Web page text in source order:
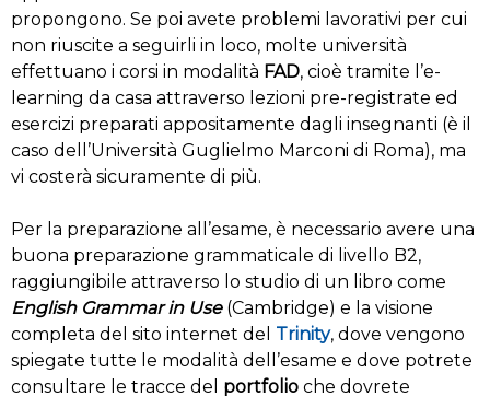
propongono. Se poi avete problemi lavorativi per cui
non riuscite a seguirli in loco, molte università
effettuano i corsi in modalità FAD, cioè tramite l’e-
learning da casa attraverso lezioni pre-registrate ed
esercizi preparati appositamente dagli insegnanti (è il
caso dell’Università Guglielmo Marconi di Roma), ma
vi costerà sicuramente di più.
Per la preparazione all’esame, è necessario avere una
buona preparazione grammaticale di livello B2,
raggiungibile attraverso lo studio di un libro come
English Grammar in Use(Cambridge) e la visione
completa del sito internet del Trinity, dove vengono
spiegate tutte le modalità dell’esame e dove potrete
consultare le tracce del portfolio che dovrete